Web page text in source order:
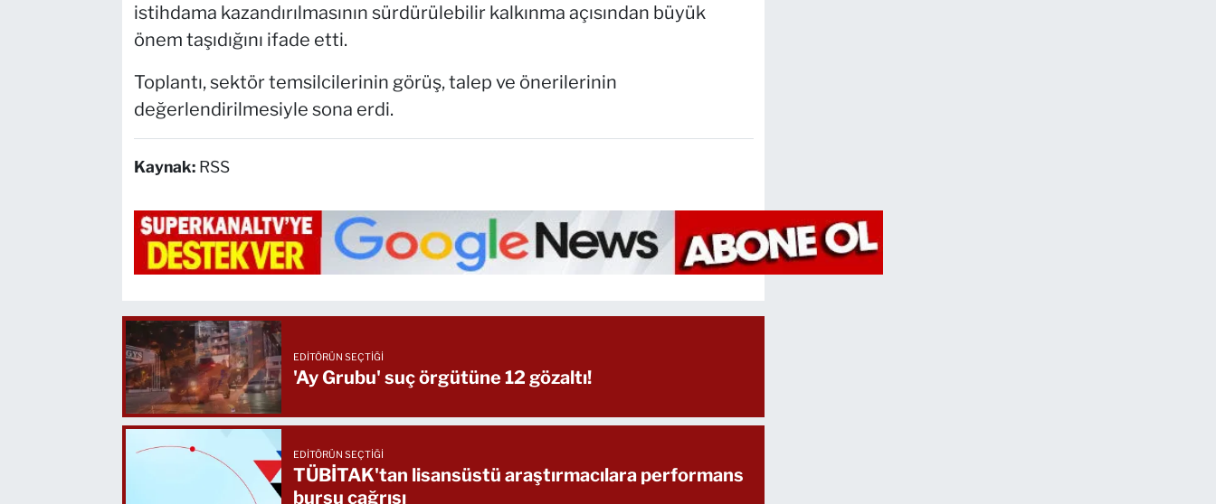
istihdama kazandırılmasının sürdürülebilir kalkınma açısından büyük
önem taşıdığını ifade etti.
Toplantı, sektör temsilcilerinin görüş, talep ve önerilerinin
değerlendirilmesiyle sona erdi.
Kaynak: RSS
EDITÖRÜN SEÇTIĞI
'Ay Grubu' suç örgütüne 12 gözaltı!
EDITÖRÜN SEÇTIĞI
TÜBİTAK'tan lisansüstü araştırmacılara performans
bursu çağrısı